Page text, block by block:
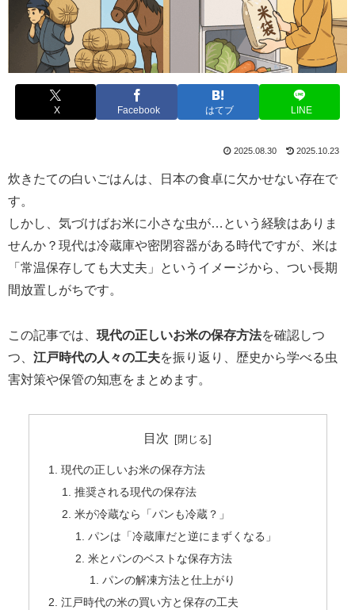
X Facebook はてブ LINE
2025.08.30 2025.10.23
炊きたての白いごはんは、日本の食卓に欠かせない存在で
す。
しかし、気づけばお米に小さな虫が…という経験はありま
せんか？現代は冷蔵庫や密閉容器がある時代ですが、米は
「常温保存しても大丈夫」というイメージから、つい長期
間放置しがちです。
この記事では、 現代の正しいお米の保存方法を確認しつ
つ、 江戸時代の人々の工夫を振り返り、歴史から学べる虫
害対策や保管の知恵をまとめます。
目次
現代の正しいお米の保存方法
推奨される現代の保存法
米が冷蔵なら「パンも冷蔵？」
パンは「冷蔵庫だと逆にまずくなる」
米とパンのベストな保存方法
パンの解凍方法と仕上がり
江戸時代の米の買い方と保存の工夫